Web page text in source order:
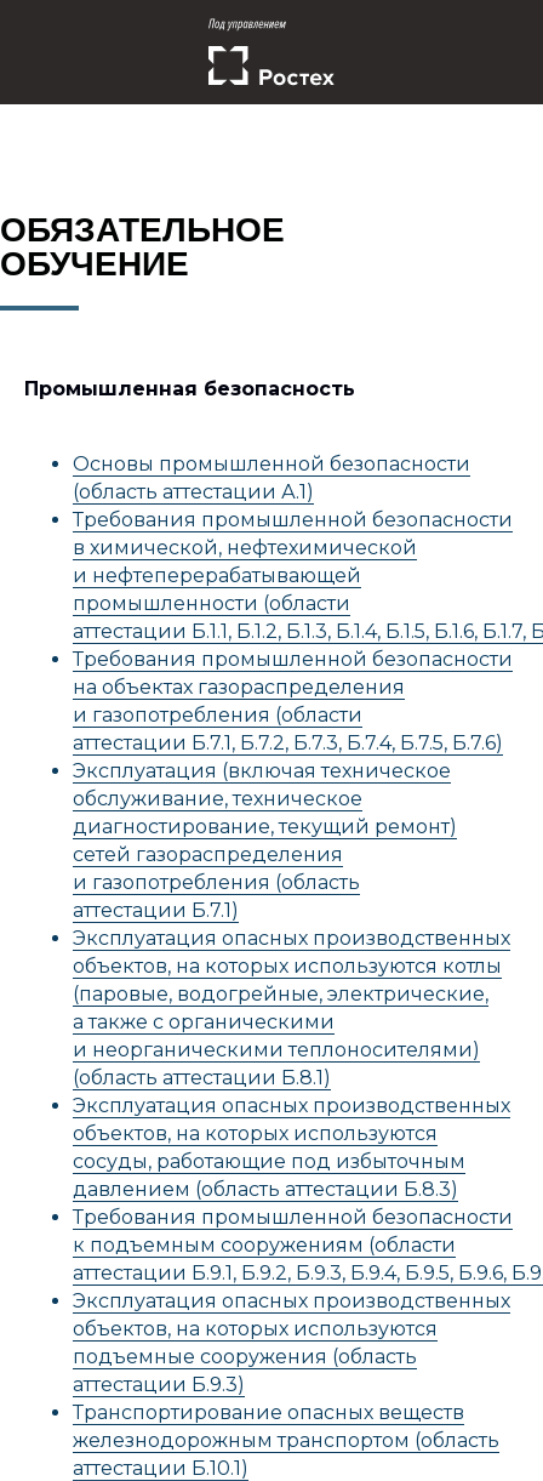
ОБЯЗАТЕЛЬНОЕ
ОБУЧЕНИЕ
Промышленная безопасность
Основы промышленной безопасности
(область аттестации А.1)
Требования промышленной безопасности
в химической, нефтехимической
и нефтеперерабатывающей
промышленности (области
аттестации Б.1.1, Б.1.2, Б.1.3, Б.1.4, Б.1.5, Б.1.6, Б.1.7,
Требования промышленной безопасности
на объектах газораспределения
и газопотребления (области
аттестации Б.7.1, Б.7.2, Б.7.3, Б.7.4, Б.7.5, Б.7.6)
Эксплуатация (включая техническое
обслуживание, техническое
диагностирование, текущий ремонт)
сетей газораспределения
и газопотребления (область
аттестации Б.7.1)
Эксплуатация опасных производственных
объектов, на которых используются котлы
(паровые, водогрейные, электрические,
а также с органическими
и неорганическими теплоносителями)
(область аттестации Б.8.1)
Эксплуатация опасных производственных
объектов, на которых используются
сосуды, работающие под избыточным
давлением (область аттестации Б.8.3)
Требования промышленной безопасности
к подъемным сооружениям (области
аттестации Б.9.1, Б.9.2, Б.9.3, Б.9.4, Б.9.5, Б.9.6,
Эксплуатация опасных производственных
объектов, на которых используются
подъемные сооружения (область
аттестации Б.9.3)
Транспортирование опасных веществ
железнодорожным транспортом (область
аттестации Б.10.1)